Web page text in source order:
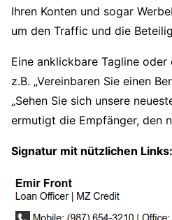
Ihren Konten und sogar
um den Traffic und die
Eine anklickbare Tagline
z.B. „Vereinbaren Sie einen
„Sehen Sie sich unsere
ermutigt die Empfänger, den
Signatur mit nützlichen Links: